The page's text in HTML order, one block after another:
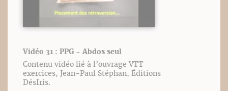
Vidéo 31 : PPG - Abdos seul
Contenu vidéo lié à l’ouvrage VTT
exercices, Jean-Paul Stéphan, Éditions
DésIris.